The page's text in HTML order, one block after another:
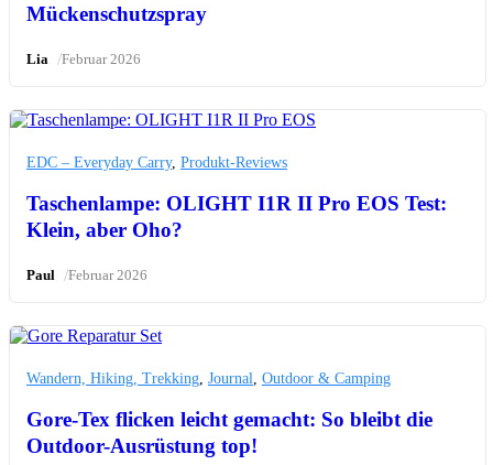
Mückenschutzspray
Lia /Februar 2026
EDC – Everyday Carry, Produkt-Reviews
Taschenlampe: OLIGHT I1R II Pro EOS Test:
Klein, aber Oho?
Paul /Februar 2026
Wandern, Hiking, Trekking Journal Outdoor & Camping
Gore-Tex flicken leicht gemacht: So bleibt die
Outdoor-Ausrüstung top!